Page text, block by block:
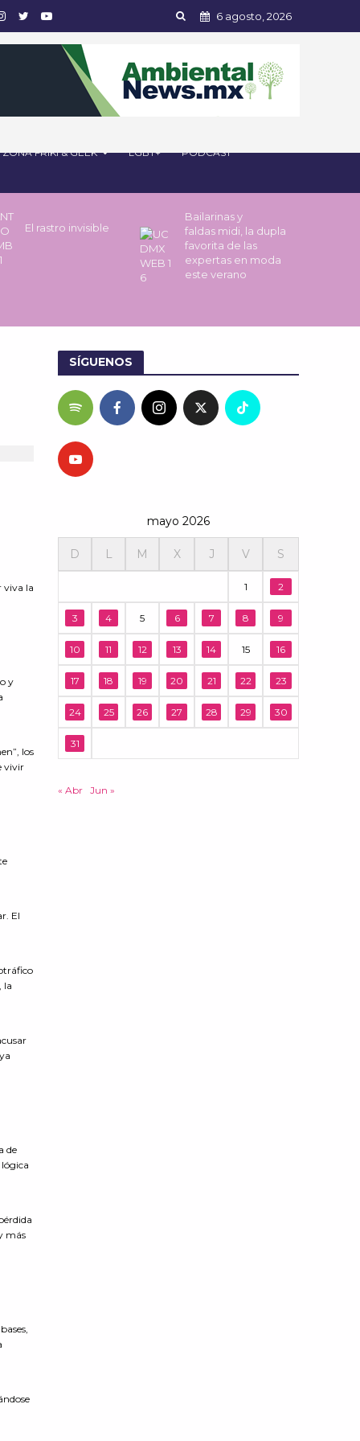
6 agosto, 2026
ZONA FRIKI & GEEK LGBT+ PODCAST
El rastro invisible
Bailarinas y
faldas midi, la dupla
favorita de las
expertas en moda
este verano
viva la
y
los
vivir
El
la
de
más
SÍGUENOS
mayo 2026
D L M X J V S
1 2
3 4 5 6 7 8 9
10 11 12 13 14 15 16
17 18 19 20 21 22 23
24 25 26 27 28 29 30
31
« Abr Jun »